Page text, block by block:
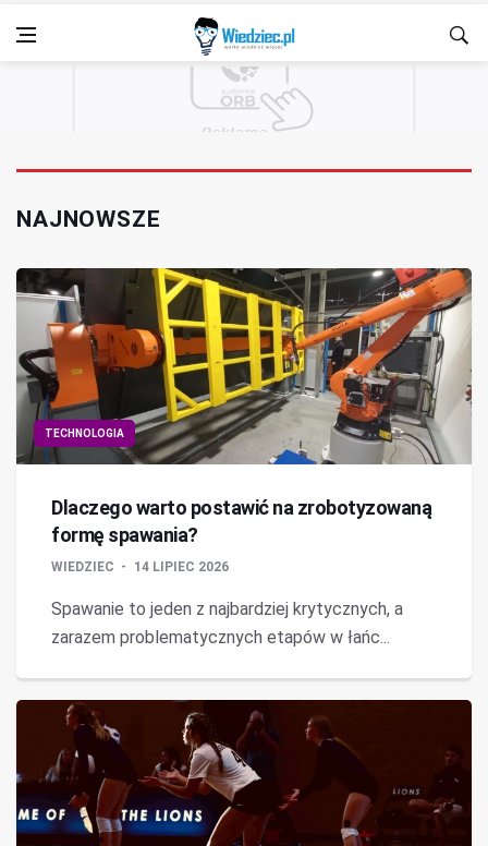
NAJNOWSZE
TECHNOLOGIA
Dlaczego warto postawić na zrobotyzowaną
formę spawania?
WIEDZIEC 14 LIPIEC 2026
Spawanie to jeden z najbardziej krytycznych, a
zarazem problematycznych etapów w łańc...